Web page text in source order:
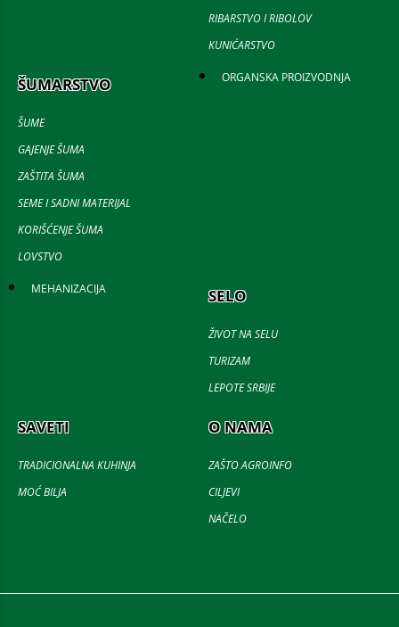
RIBARSTVO I RIBOLOV
KUNIĆARSTVO
ŠUMARSTVO
ŠUME
GAJENJE ŠUMA
ZAŠTITA ŠUMA
SEME I SADNI MATERIJAL
KORIŠĆENJE ŠUMA
LOVSTVO
ORGANSKA PROIZVODNJA
MEHANIZACIJA SELO
ŽIVOT NA SELU
TURIZAM
LEPOTE SRBIJE
SAVETI
TRADICIONALNA KUHINJA
MOĆ BILJA
O NAMA
ZAŠTO AGROINFO
CILJEVI
NAČELO